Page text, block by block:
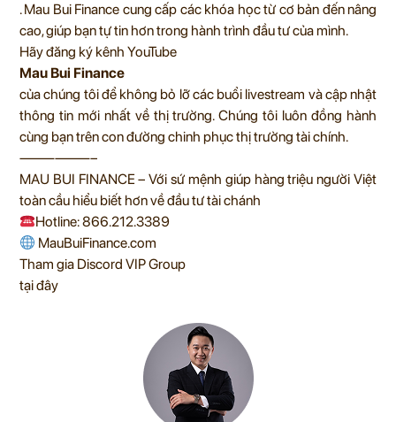
.Mau Bui Finance cung cấp các khóa học từ cơ bản đến nâng
cao, giúp bạn tự tin hơn trong hành trình đầu tư của mình.
Hãy đăng ký kênh YouTube
Mau Bui Finance
của chúng tôi để không bỏ lỡ các buổi livestream và cập nhật
thông tin mới nhất về thị trường. Chúng tôi luôn đồng hành
cùng bạn trên con đường chinh phục thị trường tài chính.
——————–
MAU BUI FINANCE – Với sứ mệnh giúp hàng triệu người Việt
toàn cầu hiểu biết hơn về đầu tư tài chánh
Hotline: 866.212.3389
MauBuiFinance.com
Tham gia Discord VIP Group
tại đây